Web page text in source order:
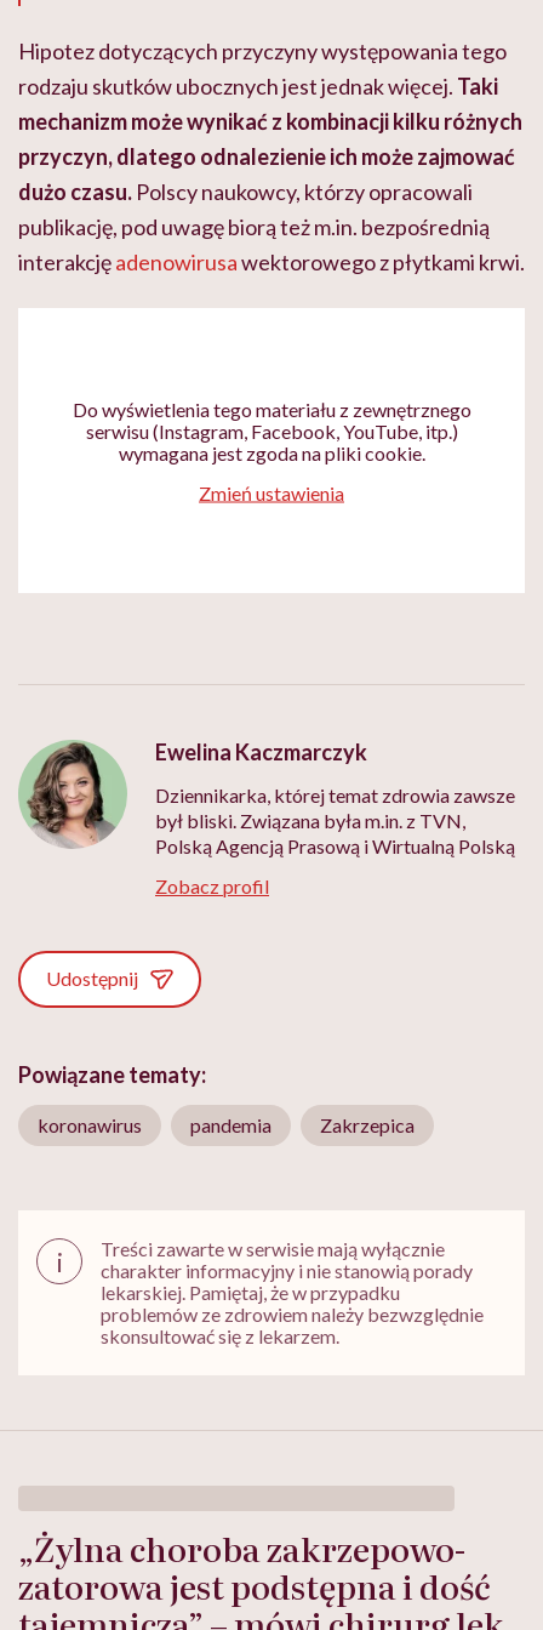
Hipotez dotyczących przyczyny występowania tego
rodzaju skutków ubocznych jest jednak więcej. Taki
mechanizm może wynikać z kombinacji kilku różnych
przyczyn, dlatego odnalezienie ich może zajmować
dużo czasu. Polscy naukowcy, którzy opracowali
publikację, pod uwagę biorą też m.in. bezpośrednią
interakcjęadenowirusawektorowego z płytkami krwi.
Do wyświetlenia tego materiału z zewnętrznego
serwisu (Instagram, Facebook, YouTube, itp.)
wymagana jest zgoda na pliki cookie.
Zmień ustawienia
Ewelina Kaczmarczyk
Dziennikarka, której temat zdrowia zawsze
był bliski. Związana była m.in. z TVN,
Polską Agencją Prasową i Wirtualną Polską
Zobacz profil
Udostępnij
Powiązane tematy:
koronawirus pandemia Zakrzepica
i
Treści zawarte w serwisie mają wyłącznie
charakter informacyjny i nie stanowią porady
lekarskiej. Pamiętaj, że w przypadku
problemów ze zdrowiem należy bezwzględnie
skonsultować się z lekarzem.
„Żylna choroba zakrzepowo-
zatorowa jest podstępna i dość